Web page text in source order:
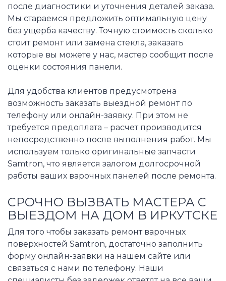
после диагностики и уточнения деталей заказа.
Мы стараемся предложить оптимальную цену
без ущерба качеству. Точную стоимость сколько
стоит ремонт или замена стекла, заказать
которые вы можете у нас, мастер сообщит после
оценки состояния панели.
Для удобства клиентов предусмотрена
возможность заказать выездной ремонт по
телефону или онлайн-заявку. При этом не
требуется предоплата – расчет производится
непосредственно после выполнения работ. Мы
используем только оригинальные запчасти
Samtron, что является залогом долгосрочной
работы ваших варочных панелей после ремонта.
СРОЧНО ВЫЗВАТЬ МАСТЕРА С
ВЫЕЗДОМ НА ДОМ В ИРКУТСКЕ
Для того чтобы заказать ремонт варочных
поверхностей Samtron, достаточно заполнить
форму онлайн-заявки на нашем сайте или
связаться с нами по телефону. Наши